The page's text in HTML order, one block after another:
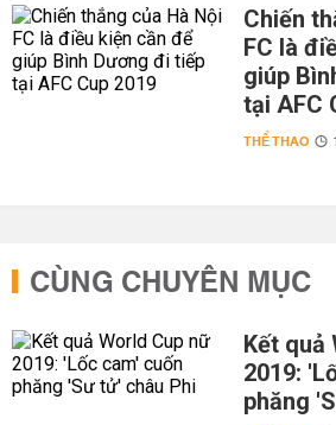
Chiến
FC là
giúp
tại AFC
THỂ THAO
CÙNG CHUYÊN MỤC
Kết quả
2019:
phăng